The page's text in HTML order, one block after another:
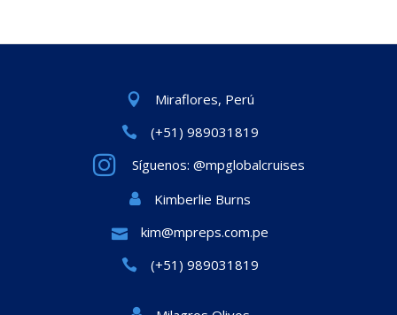
Miraflores, Perú
(+51) 989031819
Síguenos: @mpglobalcruises
Kimberlie Burns
kim@mpreps.com.pe
(+51) 989031819